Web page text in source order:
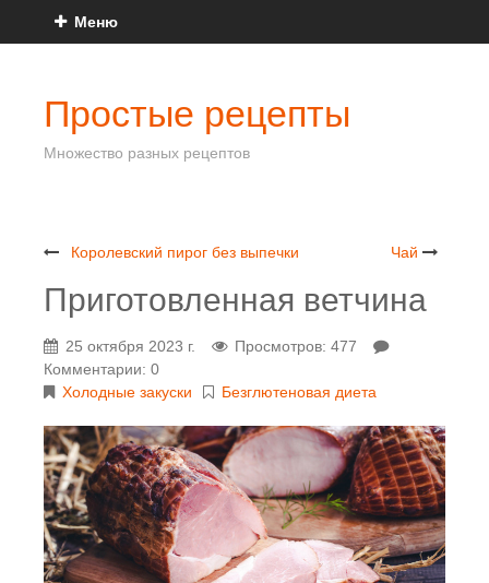
Меню
Простые рецепты
Множество разных рецептов
Королевский пирог без выпечки Чай
Приготовленная ветчина
25 октября 2023 г.
Просмотров: 477
Комментарии: 0
Холодные закуски
Безглютеновая диета